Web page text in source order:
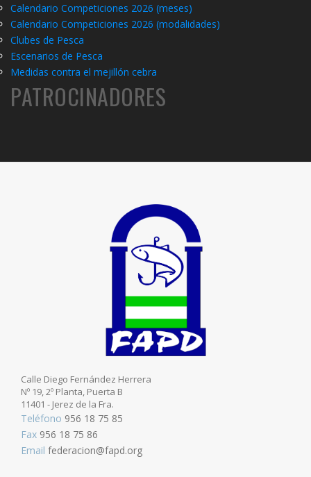
Calendario Competiciones 2026 (meses)
Calendario Competiciones 2026 (modalidades)
Clubes de Pesca
Escenarios de Pesca
Medidas contra el mejillón cebra
PATROCINADORES
Calle Diego Fernández Herrera
Nº 19, 2º Planta, Puerta B
11401 - Jerez de la Fra.
Teléfono 956 18 75 85
Fax 956 18 75 86
Email federacion@fapd.org